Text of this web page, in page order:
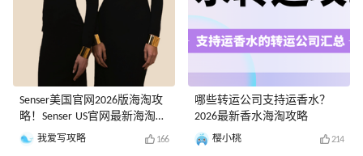
Senser美国官网2026版海淘攻
略！Senser US官网最新海淘教
程
我爱写攻略 166
哪些转运公司支持运香水？
2026最新香水海淘攻略
樱小桃 214